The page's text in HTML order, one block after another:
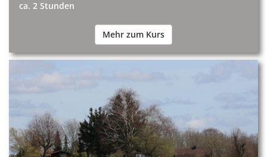
ca. 2 Stunden
Mehr zum Kurs